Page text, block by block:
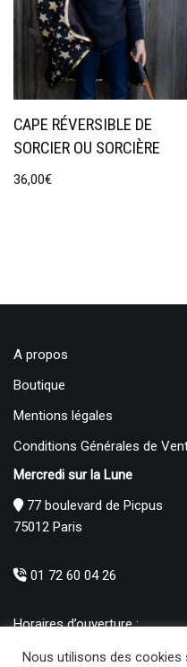
CAPE RÉVERSIBLE DE
SORCIER OU SORCIÈRE
36,00€
A propos
Boutique
Mentions légales
Conditions Générales de
Mercredi sur la Lune
77 boulevard de Picpus
75012 Paris
01 72 60 04 26
Horaires d’ouverture :
Nous utilisons des